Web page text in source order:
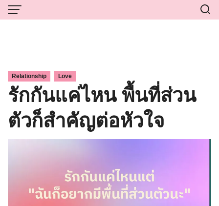
Skip
to
Relationship Love
รักกันแค่ไหน พื้นที่ส่วน
ตัวก็สำคัญต่อหัวใจ